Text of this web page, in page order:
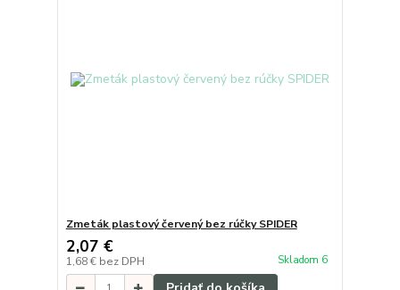
Zmeták plastový červený bez rúčky SPIDER
2,07 €
1,68 € bez DPH Skladom 6